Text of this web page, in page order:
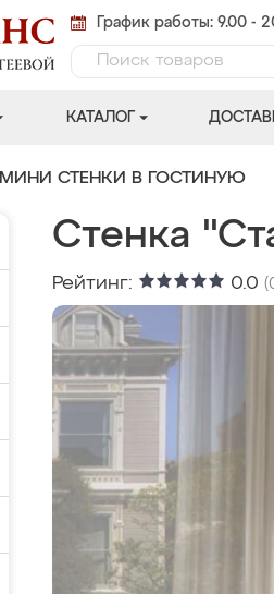
График работы: 9.00 -
КАТАЛОГ
МИНИ СТЕНКИ В ГОСТИНУЮ
Стенка
Рейтинг: 0.0 (